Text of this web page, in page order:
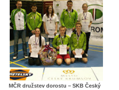
MČR družstev dorostu – SKB Český